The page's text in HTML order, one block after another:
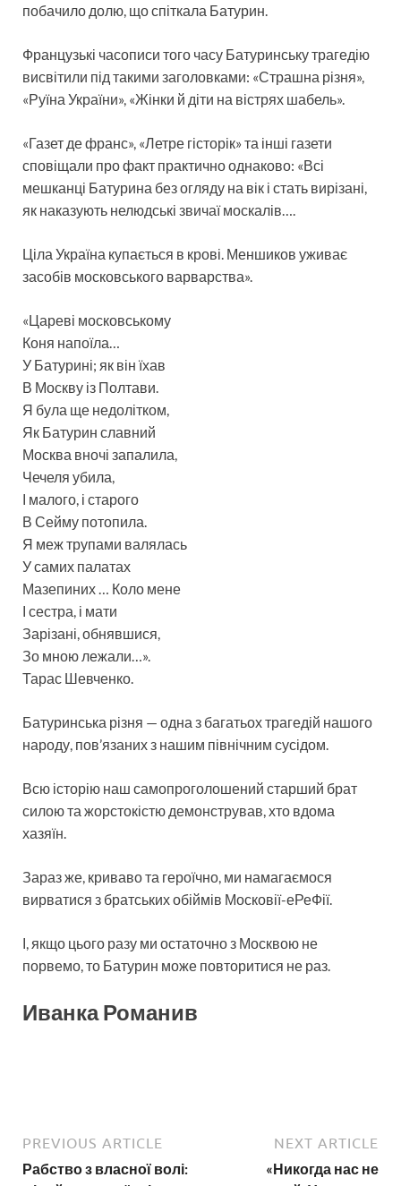
побачило долю, що спіткала Батурин.
Французькі часописи того часу Батуринську трагедію
висвітили під такими заголовками: «Страшна різня»,
«Руїна України», «Жінки й діти на вістрях шабель».
«Газет де франс», «Летре гісторік» та інші газети
сповіщали про факт практично однаково: «Всі
мешканці Батурина без огляду на вік і стать вирізані,
як наказують нелюдські звичаї москалів….
Ціла Україна купається в крові. Меншиков уживає
засобів московського варварства».
«Цареві московському
Коня напоїла…
У Батурині; як він їхав
В Москву із Полтави.
Я була ще недолітком,
Як Батурин славний
Москва вночі запалила,
Чечеля убила,
І малого, і старого
В Сейму потопила.
Я меж трупами валялась
У самих палатах
Мазепиних … Коло мене
І сестра, і мати
Зарізані, обнявшися,
Зо мною лежали…».
Тарас Шевченко.
Батуринська різня — одна з багатьох трагедій нашого
народу, пов’язаних з нашим північним сусідом.
Всю історію наш самопроголошений старший брат
силою та жорстокістю демонстрував, хто вдома
хазяїн.
Зараз же, криваво та героїчно, ми намагаємося
вирватися з братських обіймів Московії-еРеФії.
І, якщо цього разу ми остаточно з Москвою не
порвемо, то Батурин може повторитися не раз.
Иванка Романив
PREVIOUS ARTICLE
Рабство з власної волі:
NEXT ARTICLE
«Никогда нас не